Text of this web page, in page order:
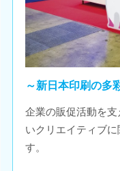
～新日本印刷の多
企業の販促活動を
いクリエイティブ
す。